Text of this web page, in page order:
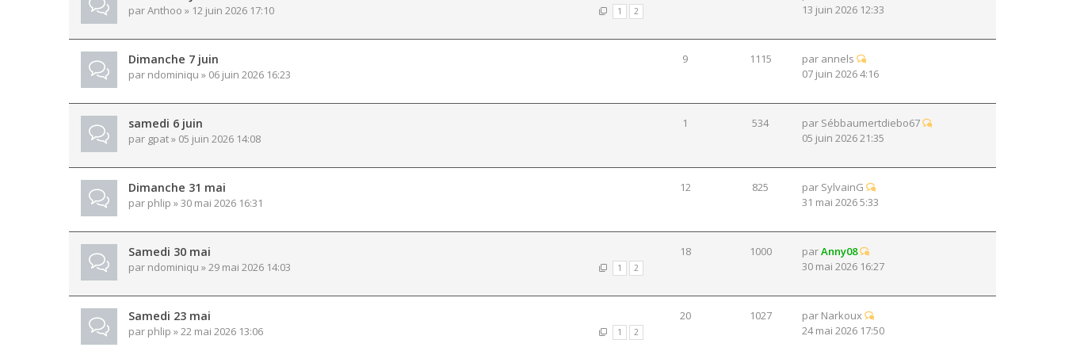
1 2
parAnthoo » 12 juin 2026 17:10
13 juin 2026 12:33
Dimanche 7 juin
par ndominiqu » 06 juin 2026 16:23
9 1115 par annels
07 juin 2026 4:16
samedi 6 juin
par gpat» 05 juin 2026 14:08
1 534 par Sébbaumertdiebo67
05 juin 2026 21:35
Dimanche 31 mai
par phlip » 30 mai 2026 16:31
12 825 par SylvainG
31 mai 2026 5:33
Samedi 30 mai
1 2
par ndominiqu » 29 mai 2026 14:03
18 1000 parAnny08
30 mai 2026 16:27
Samedi 23 mai
1 2
par phlip » 22 mai 2026 13:06
20 1027 par Narkoux
24 mai 2026 17:50